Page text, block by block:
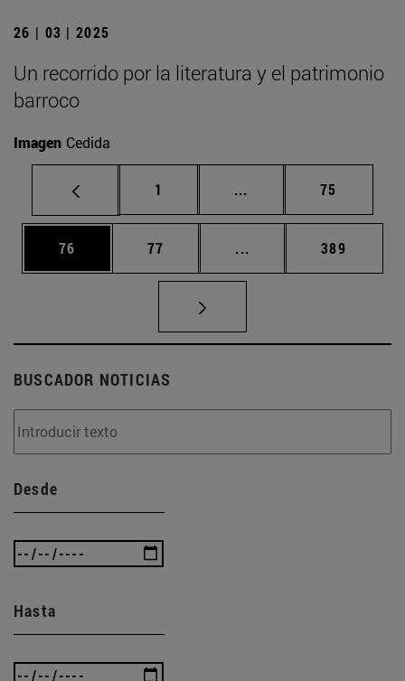
26 | 03 | 2025
Un recorrido por la literatura y el patrimonio
barroco
Imagen Cedida
Página
1 ... Páginas intermedias
Página
75
Página
76 Página
77 ... Páginas intermedias
Página
389
BUSCADOR NOTICIAS
Desde
Hasta